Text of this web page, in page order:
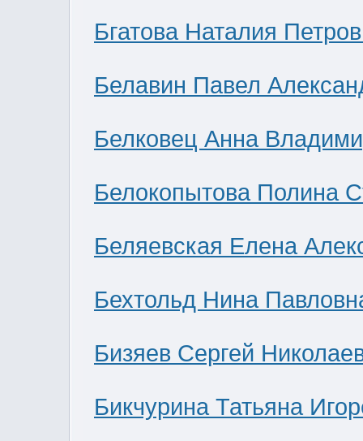
Бгатова Наталия
Белавин Павел
Белковец Анна
Белокопытова Полина
Беляевская Елена
Бехтольд Нина
Бизяев Сергей
Бикчурина Татьяна